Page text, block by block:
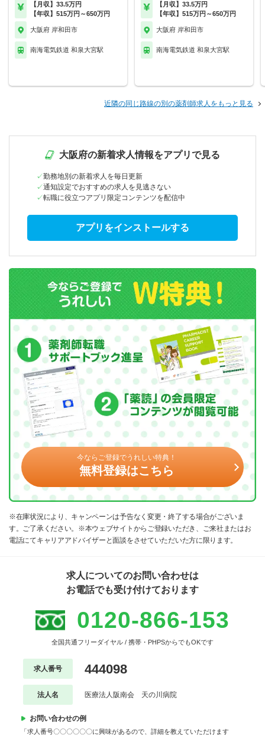
【月収】33.5万円
【年収】515万円～650万円
大阪府 岸和田市
南海電気鉄道 和泉大宮駅
【月収】33.5万円
【年収】515万円～650万円
大阪府 岸和田市
南海電気鉄道 和泉大宮駅
近隣の同じ路線の別の薬剤師求人をもっと見る
大阪府の新着求人情報をアプリで見る
勤務地別の新着求人を毎日更新
通知設定でおすすめの求人を見逃さない
転職に役立つアプリ限定コンテンツを配信中
アプリをインストールする
今ならご登録でうれしい特典！
無料登録はこちら
※在庫状況により、キャンペーンは予告なく変更・終了する場合がございま
す。ご了承ください。※本ウェブサイトからご登録いただき、ご来社またはお
電話にてキャリアアドバイザーと面談をさせていただいた方に限ります。
求人についてのお問い合わせは
お電話でも受け付けております
0120-866-153
全国共通フリーダイヤル / 携帯・PHPSからでもOKです
求人番号 444098
法人名 医療法人阪南会 天の川病院
お問い合わせの例
「求人番号〇〇〇〇〇〇に興味があるので、詳細を教えていただけます